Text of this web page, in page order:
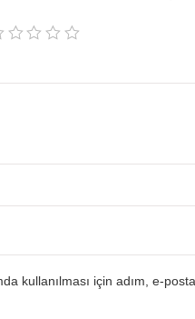
kullanılması için adım, e-